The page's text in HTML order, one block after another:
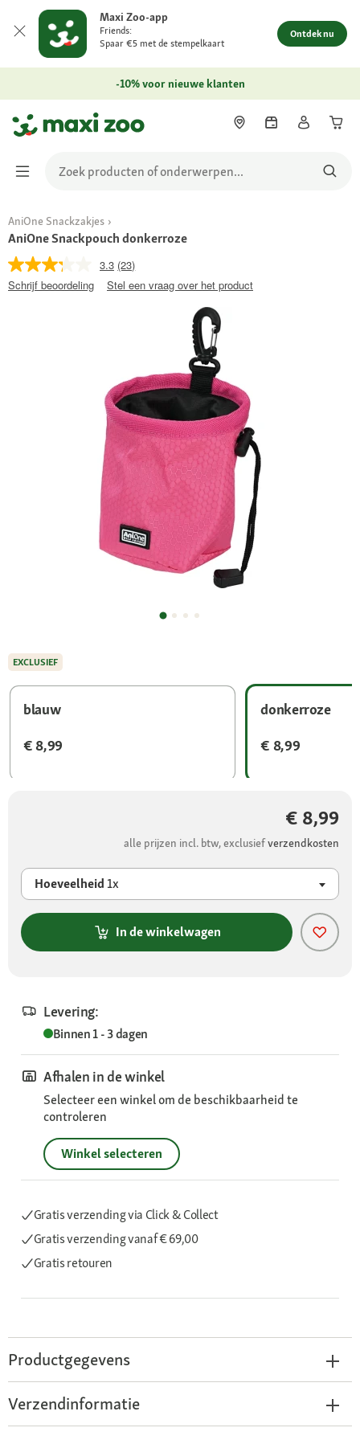
Maxi Zoo-app
Friends:
Spaar €5 met de stempelkaart
Ontdek nu
-10% voor nieuwe klanten
AniOne Snackzakjes
AniOne Snackpouch donkerroze
3.3 (23)
Schrijf beoordeling
Stel een vraag over het product
blauw
€ 8,99
donkerroze
€ 8,99
€ 8,99
alle prijzen incl. btw, exclusiefverzendkosten
Hoeveelheid 1x
In de winkelwagen
Levering:
Binnen 1 - 3 dagen
Afhalen in de winkel
Selecteer een winkel om de beschikbaarheid te
controleren
Winkel selecteren
Gratis verzending via Click & Collect
Gratis verzendingvanaf € 69,00
Gratis retouren
EXCLUSIEF
Productgegevens
Verzendinformatie